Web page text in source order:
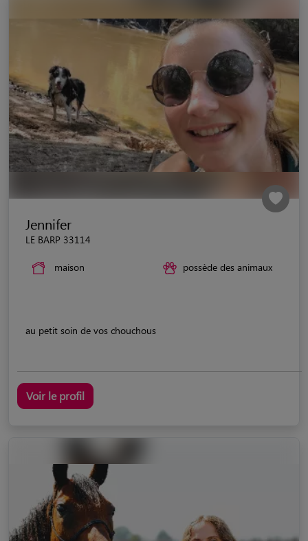
Jennifer
LE BARP 33114
maison possède des animaux
au petit soin de vos chouchous
Voir le profil